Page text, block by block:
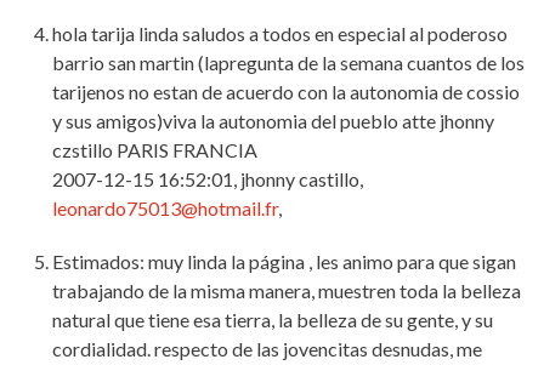
hola tarija linda saludos a todos en especial al poderoso
barrio san martin (lapregunta de la semana cuantos de los
tarijenos no estan de acuerdo con la autonomia de cossio
y sus amigos)viva la autonomia del pueblo atte jhonny
czstillo PARIS FRANCIA
2007-12-15 16:52:01, jhonny castillo,
leonardo75013@hotmail.fr,
Estimados: muy linda la página , les animo para que sigan
trabajando de la misma manera, muestren toda la belleza
natural que tiene esa tierra, la belleza de su gente, y su
cordialidad. respecto de las jovencitas desnudas, me